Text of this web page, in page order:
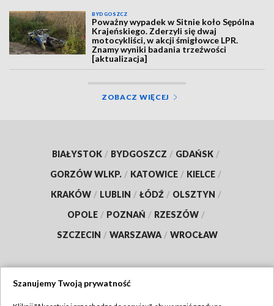
BYDGOSZCZ
Poważny wypadek w Sitnie koło Sępólna
Krajeńskiego. Zderzyli się dwaj
motocykliści, w akcji śmigłowce LPR.
Znamy wyniki badania trzeźwości
[aktualizacja]
ZOBACZ WIĘCEJ
BIAŁYSTOK / BYDGOSZCZ / GDAŃSK /
GORZÓW WLKP. / KATOWICE / KIELCE /
KRAKÓW / LUBLIN / ŁÓDŹ / OLSZTYN /
OPOLE / POZNAŃ / RZESZÓW /
SZCZECIN / WARSZAWA / WROCŁAW
Szanujemy Twoją prywatność